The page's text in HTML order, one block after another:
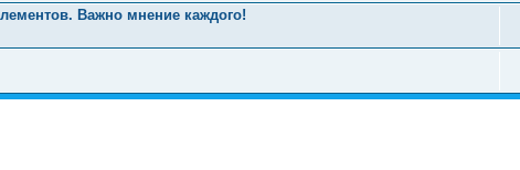
Важно мнение каждого!